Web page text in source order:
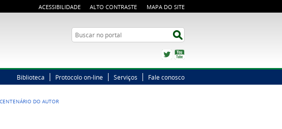
ACESSIBILIDADE ALTO CONTRASTE MAPA DO SITE
Busca
Twitter
Biblioteca Protocolo on-line Serviços Fale conosco
DO AUTOR